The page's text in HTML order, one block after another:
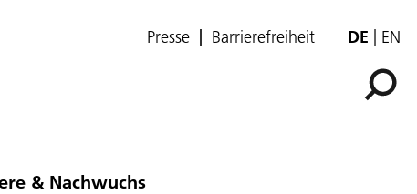
Presse Barrierefreiheit DE EN
& Nachwuchs